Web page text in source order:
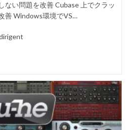
ない問題を改善 Cubase 上でクラッ
善 Windows環境でVS…